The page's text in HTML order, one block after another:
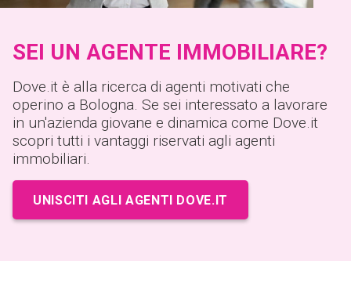
SEI UN AGENTE IMMOBILIARE?
Dove.it è alla ricerca di agenti motivati che
operino a Bologna. Se sei interessato a lavorare
in un'azienda giovane e dinamica come Dove.it
scopri tutti i vantaggi riservati agli agenti
immobiliari.
UNISCITI AGLI AGENTI DOVE.IT